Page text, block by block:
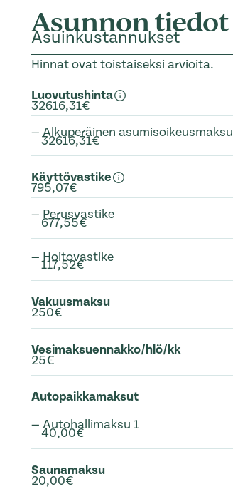
Asunnon tiedot
Asuinkustannukset
Hinnat ovat toistaiseksi arvioita.
Luovutushinta
32616,31€
— Alkuperäinen asumisoikeusmaksu
32616,31€
Käyttövastike
795,07€
— Perusvastike
677,55€
— Hoitovastike
117,52€
Vakuusmaksu
250€
Vesimaksuennakko/hlö/kk
25€
Autopaikkamaksut
— Autohallimaksu 1
40,00€
Saunamaksu
20,00€